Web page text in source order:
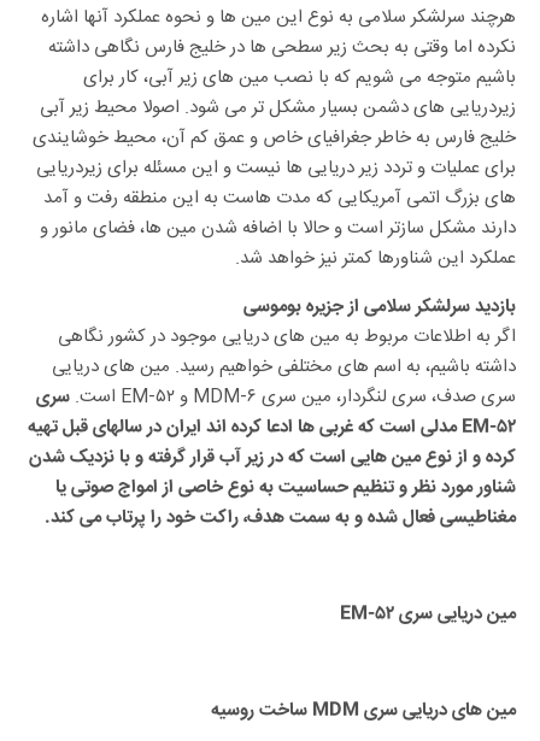
هرچند سرلشکر سلامی به نوع این مین ها و نحوه عملکرد آنها اشاره
نکرده اما وقتی به بحث زیر سطحی ها در خلیج فارس نگاهی داشته
باشیم متوجه می شویم که با نصب مین های زیر آبی، کار برای
زیردریایی های دشمن بسیار مشکل تر می شود. اصولا محیط زیر آبی
خلیج فارس به خاطر جغرافیای خاص و عمق کم آن، محیط خوشایندی
برای عملیات و تردد زیر دریایی ها نیست و این مسئله برای زیردریایی
های بزرگ اتمی آمریکایی که مدت هاست به این منطقه رفت و آمد
دارند مشکل سازتر است و حالا با اضافه شدن مین ها، فضای مانور و
عملکرد این شناورها کمتر نیز خواهد شد.
بازدید سرلشکر سلامی از جزیره بوموسی
اگر به اطلاعات مربوط به مین های دریایی موجود در کشور نگاهی
داشته باشیم، به اسم های مختلفی خواهیم رسید. مین های دریایی
سری صدف، سری لنگردار، مین سری MDM-۶ و EM-۵۲ است.
سری
EM-۵۲ مدلی است که غربی ها ادعا کرده اند ایران در سالهای قبل تهیه
کرده و از نوع مین هایی است که در زیر آب قرار گرفته و با نزدیک شدن
شناور مورد نظر و تنظیم حساسیت به نوع خاصی از امواج صوتی یا
مغناطیسی فعال شده و به سمت هدف، راکت خود را پرتاب می کند.
مین دریایی سری EM-۵۲
مین های دریایی سری MDM ساخت روسیه